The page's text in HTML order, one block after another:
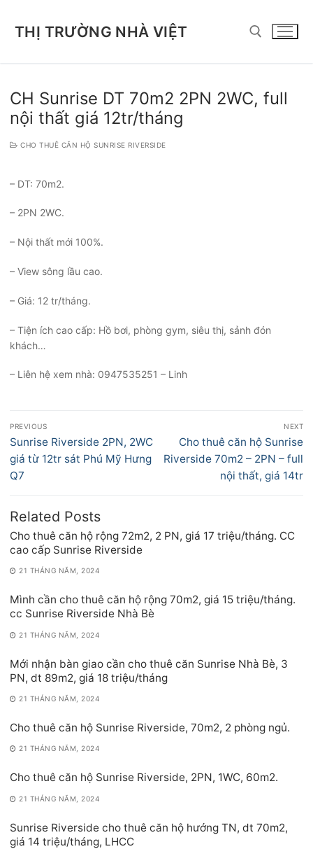
THỊ TRƯỜNG NHÀ VIỆT
CH Sunrise DT 70m2 2PN 2WC, full
nội thất giá 12tr/tháng
CHO THUÊ CĂN HỘ SUNRISE RIVERSIDE
– DT: 70m2.
– 2PN 2WC.
– Nội thất mới 100%.
– View sông lầu cao.
– Giá: 12 tr/tháng.
– Tiện ích cao cấp: Hồ bơi, phòng gym, siêu thị, sảnh đón
khách…
– Liên hệ xem nhà: 0947535251 – Linh
Điều
hướng
bài
viết
PREVIOUS
Previous
post:
Sunrise Riverside 2PN, 2WC
giá từ 12tr sát Phú Mỹ Hưng
Q7
NEXT
Next
post:
Cho thuê căn hộ Sunrise
Riverside 70m2 – 2PN – full
nội thất, giá 14tr
Related Posts
Cho thuê căn hộ rộng 72m2, 2 PN, giá 17 triệu/tháng. CC
cao cấp Sunrise Riverside
21 THÁNG NĂM, 2024
Mình cần cho thuê căn hộ rộng 70m2, giá 15 triệu/tháng.
cc Sunrise Riverside Nhà Bè
21 THÁNG NĂM, 2024
Mới nhận bàn giao cần cho thuê căn Sunrise Nhà Bè, 3
PN, dt 89m2, giá 18 triệu/tháng
21 THÁNG NĂM, 2024
Cho thuê căn hộ Sunrise Riverside, 70m2, 2 phòng ngủ.
21 THÁNG NĂM, 2024
Cho thuê căn hộ Sunrise Riverside, 2PN, 1WC, 60m2.
21 THÁNG NĂM, 2024
Sunrise Riverside cho thuê căn hộ hướng TN, dt 70m2,
giá 14 triệu/tháng, LHCC